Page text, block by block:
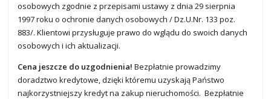
osobowych zgodnie z przepisami ustawy z dnia 29 sierpnia
1997 roku o ochronie danych osobowych / Dz.U.Nr. 133 poz.
883/. Klientowi przysługuje prawo do wglądu do swoich danych
osobowych i ich aktualizacji.
Cena jeszcze do uzgodnienia! Bezpłatnie prowadzimy
doradztwo kredytowe, dzięki któremu uzyskają Państwo
najkorzystniejszy kredyt na zakup nieruchomości. Bezpłatnie